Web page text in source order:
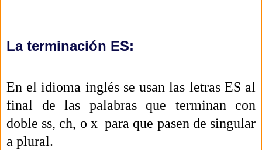
La terminación ES:
En el idioma inglés se usan las letras ES al
final de las palabras que terminan con
doble ss, ch, o x para que pasen de singular
a plural.